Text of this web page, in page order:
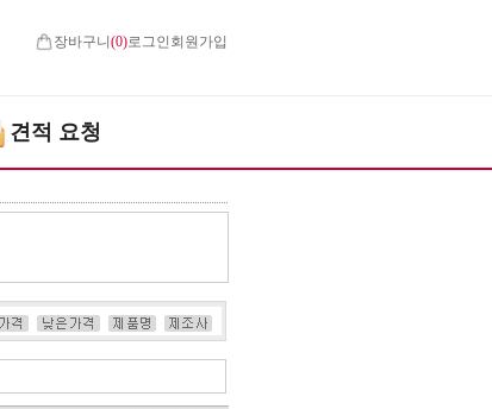
장바구니(0)로그인 회원가입
견적 요청